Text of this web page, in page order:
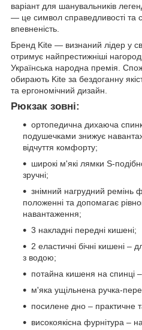
варіант для шанувальників
— це символ справедливості та
впевненість.
Бренд Kite — визнаний лідер у
отримує найпрестижніші
Українська народна премія.
обирають Kite за бездоганну
та ергономічний дизайн.
Рюкзак зовні:
ортопедична дихаюча
подушечками знижує
відчуття комфорту;
широкі м'які лямки S-
зручні;
знімний нагрудний ремінь
положенні та допомагає
навантаження;
3 накладні передні кишені;
2 еластичні бічні кишені
з водою;
потайна кишеня на спинці
м'яка ущільнена ручка-
посилене дно – практичне
високоякісна фурнітура –